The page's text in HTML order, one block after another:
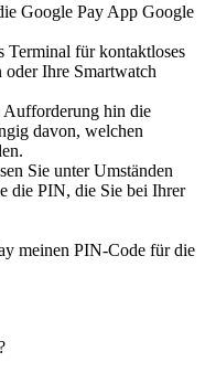
Google Pay App Google
Terminal für kontaktloses
oder Ihre Smartwatch
Aufforderung hin die
davon, welchen
Sie unter Umständen
die PIN, die Sie bei Ihrer
meinen PIN-Code für die